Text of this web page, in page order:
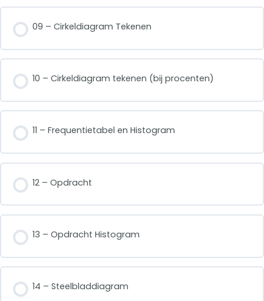
09 – Cirkeldiagram Tekenen
10 – Cirkeldiagram tekenen (bij procenten)
11 – Frequentietabel en Histogram
12 – Opdracht
13 – Opdracht Histogram
14 – Steelbladdiagram